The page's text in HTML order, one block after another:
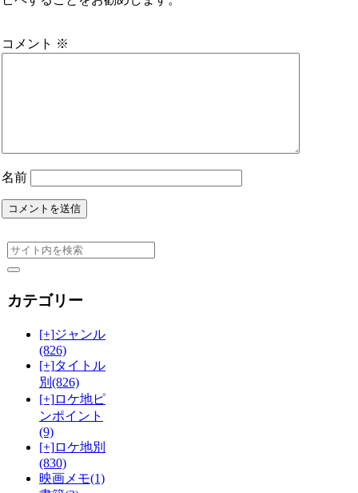
コメント ※
名前
カテゴリー
[+]ジャンル
(826)
[+]タイトル
別 (826)
[+]ロケ地ピ
ンポイント
(9)
[+]ロケ地別
(830)
映画メモ(1)